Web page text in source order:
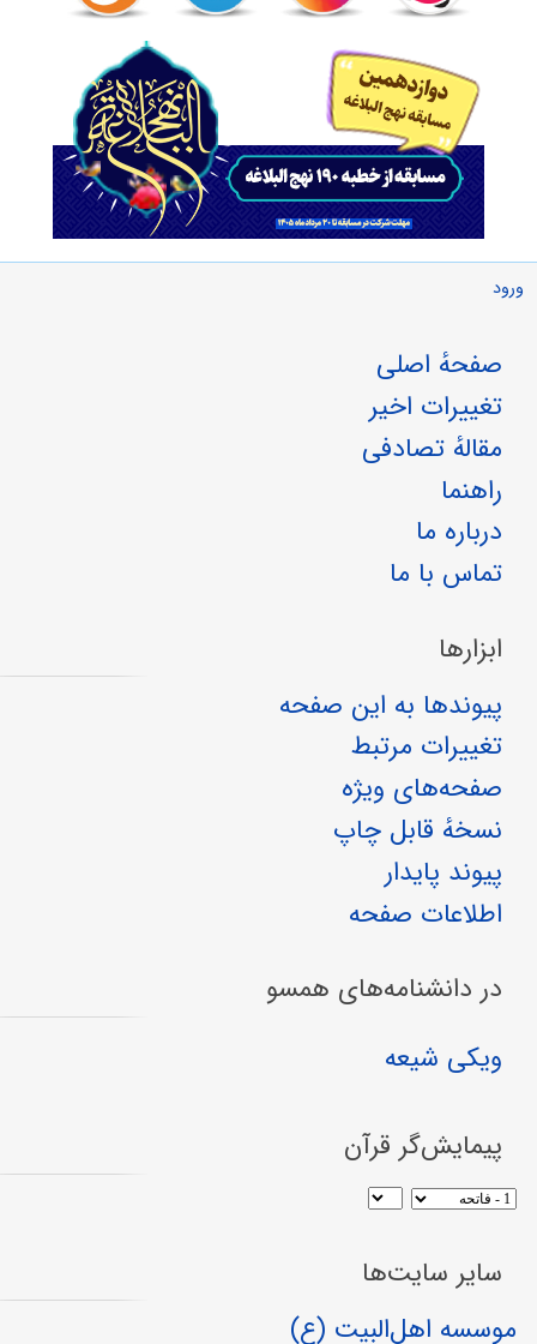
ورود
صفحهٔ اصلی
تغییرات اخیر
مقالهٔ تصادفی
راهنما
درباره ما
تماس با ما
ابزارها
پیوندها به این صفحه
تغییرات مرتبط
صفحه‌های ویژه
نسخهٔ قابل چاپ
پیوند پایدار
اطلاعات صفحه
در دانشنامه‌های همسو
ویکی شیعه
پیمایش‌گر قرآن
سایر سایت‌ها
موسسه اهل‌البیت (ع)